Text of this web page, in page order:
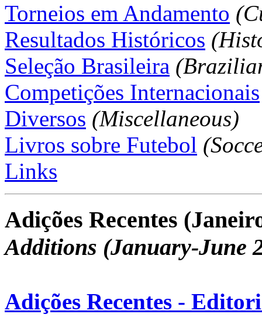
Torneios em Andamento
Resultados Históricos
Seleção Brasileira
Competições Internacionais
Diversos (Miscellaneous)
Livros sobre Futebol
Links
Adições Recentes
Additions (January-June
Adições Recentes -